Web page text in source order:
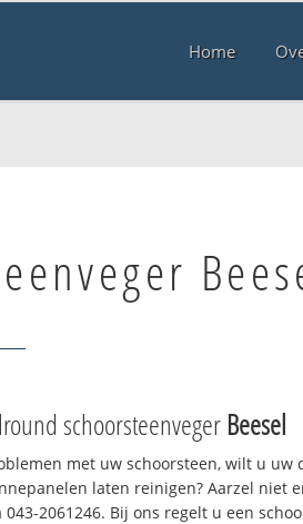
Home
schoorsteenveger Beesel
met uw schoorsteen, wilt u uw
laten reinigen? Aarzel niet
043-2061246. Bij ons regelt u een